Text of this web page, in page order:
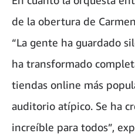
de la obertura de
“La gente ha guardado
ha transformado
tiendas online más
auditorio atípico. Se ha
increíble para todos”,